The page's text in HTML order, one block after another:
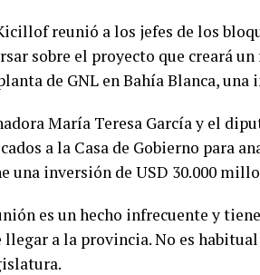
reunió a los jefes de los
sobre el proyecto que creará
de GNL en Bahía Blanca,
María Teresa García y el
a la Casa de Gobierno para
una inversión de USD 30.000
es un hecho infrecuente y
llegar a la provincia. No es